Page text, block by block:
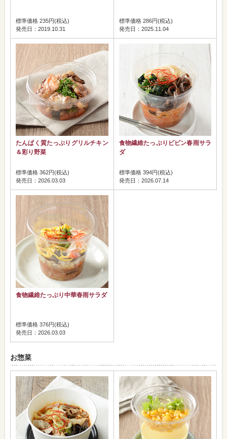
標準価格 235円(税込)
発売日：2019.10.31
標準価格 286円(税込)
発売日：2025.11.04
たんぱく質たっぷりグリルチキン
＆彩り野菜
標準価格 362円(税込)
発売日：2026.03.03
食物繊維たっぷりビビン春雨サラ
ダ
標準価格 394円(税込)
発売日：2026.07.14
食物繊維たっぷり中華春雨サラダ
標準価格 376円(税込)
発売日：2026.03.03
お惣菜